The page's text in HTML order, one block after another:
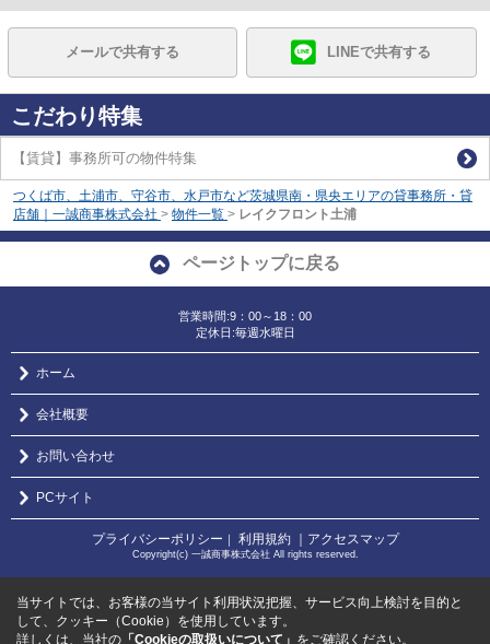
メールで共有する LINEで共有する
こだわり特集
【賃貸】事務所可の物件特集
つくば市、土浦市、守谷市、水戸市など茨城県南・県央エリアの貸事務所・貸
店舗｜一誠商事株式会社 > 物件一覧 > レイクフロント土浦
ページトップに戻る
営業時間:9：00～18：00
定休日:毎週水曜日
ホーム
会社概要
お問い合わせ
PCサイト
プライバシーポリシー 利用規約 ｜アクセスマップ
Copyright(c) 一誠商事株式会社 All rights reserved.
当サイトでは、お客様の当サイト利用状況把握、サービス向上検討を目的と
して、クッキー（Cookie）を使用しています。
詳しくは、当社の 「Cookieの取扱いについて」 をご確認ください。